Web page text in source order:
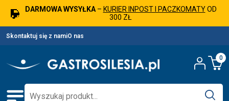
DARMOWA WYSYŁKA– KURIER INPOST I PACZKOMATYOD
300 ZŁ
Skontaktuj się z namiO nas
0